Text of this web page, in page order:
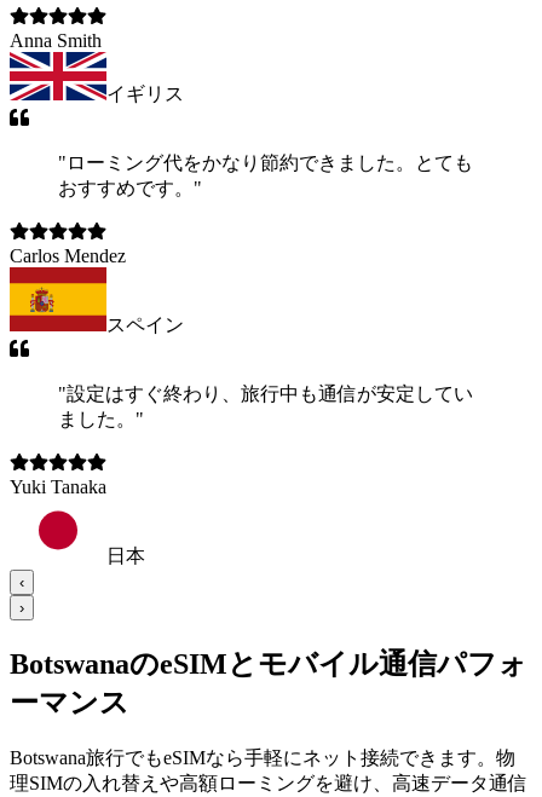
Anna Smith
イギリス
" ローミング代をかなり節約できました。とても
おすすめです。 "
Carlos Mendez
スペイン
"設定はすぐ終わり、旅行中も通信が安定してい
ました。 "
Yuki Tanaka
日本
‹
›
BotswanaのeSIMとモバイル通信パフォ
ーマンス
Botswana旅行でもeSIMなら手軽にネット接続できます。物
理SIMの入れ替えや高額ローミングを避け、高速データ通信